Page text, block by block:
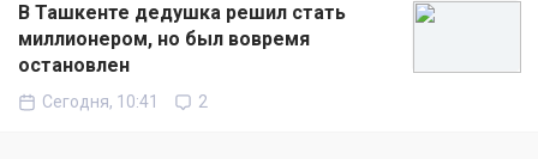
В Ташкенте дедушка решил стать
миллионером, но был вовремя
остановлен
Сегодня, 10:41 2